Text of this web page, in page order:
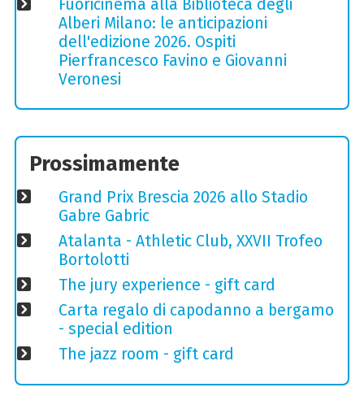
Fuoricinema alla Biblioteca degli
Alberi Milano: le anticipazioni
dell'edizione 2026. Ospiti
Pierfrancesco Favino e Giovanni
Veronesi
Prossimamente
Grand Prix Brescia 2026 allo Stadio
Gabre Gabric
Atalanta - Athletic Club, XXVII Trofeo
Bortolotti
The jury experience - gift card
Carta regalo di capodanno a bergamo
- special edition
The jazz room - gift card